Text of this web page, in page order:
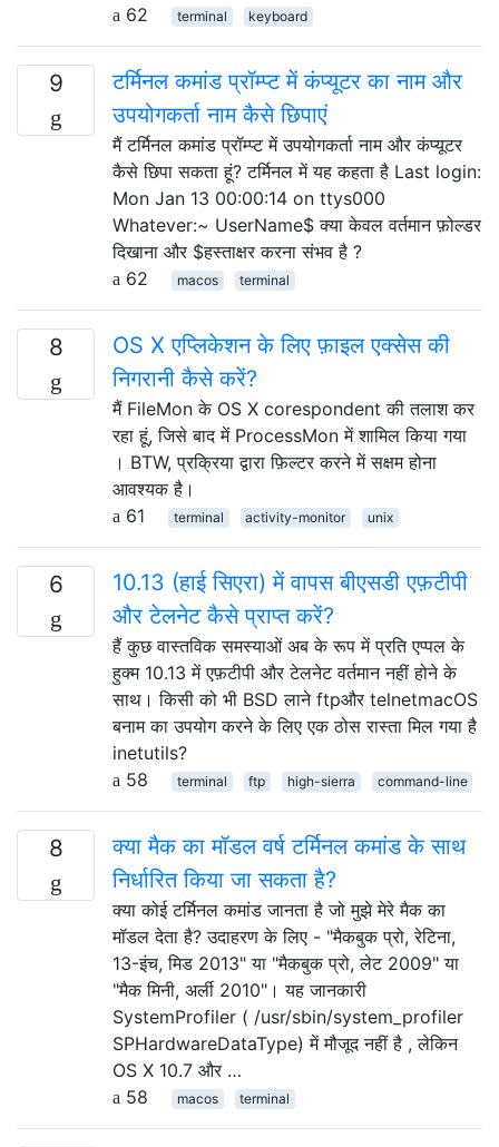
62
terminal keyboard
9
टर्मिनल कमांड प्रॉम्प्ट में कंप्यूटर का नाम और
उपयोगकर्ता नाम कैसे छिपाएं
मैं टर्मिनल कमांड प्रॉम्प्ट में उपयोगकर्ता नाम और कंप्यूटर
कैसे छिपा सकता हूं? टर्मिनल में यह कहता है Last login:
Mon Jan 13 00:00:14 on ttys000
Whatever:~ UserName$ क्या केवल वर्तमान फ़ोल्डर
दिखाना और $हस्ताक्षर करना संभव है ?
62
macos terminal
8
OS X एप्लिकेशन के लिए फ़ाइल एक्सेस की
निगरानी कैसे करें?
मैं FileMon के OS X corespondent की तलाश कर
रहा हूं, जिसे बाद में ProcessMon में शामिल किया गया
। BTW, प्रक्रिया द्वारा फ़िल्टर करने में सक्षम होना
आवश्यक है।
61
terminal activity-monitor unix
6
10.13 (हाई सिएरा) में वापस बीएसडी एफ़टीपी
और टेलनेट कैसे प्राप्त करें?
हैं कुछ वास्तविक समस्याओं अब के रूप में प्रति एप्पल के
हुक्म 10.13 में एफ़टीपी और टेलनेट वर्तमान नहीं होने के
साथ। किसी को भी BSD लाने ftpऔर telnetmacOS
बनाम का उपयोग करने के लिए एक ठोस रास्ता मिल गया है
inetutils?
58
terminal ftp high-sierra command-line
8
क्या मैक का मॉडल वर्ष टर्मिनल कमांड के साथ
निर्धारित किया जा सकता है?
क्या कोई टर्मिनल कमांड जानता है जो मुझे मेरे मैक का
मॉडल देता है? उदाहरण के लिए - "मैकबुक प्रो, रेटिना,
13-इंच, मिड 2013" या "मैकबुक प्रो, लेट 2009" या
"मैक मिनी, अर्ली 2010"। यह जानकारी
SystemProfiler ( /usr/sbin/system_profiler
SPHardwareDataType) में मौजूद नहीं है , लेकिन
OS X 10.7 और …
58
macos terminal